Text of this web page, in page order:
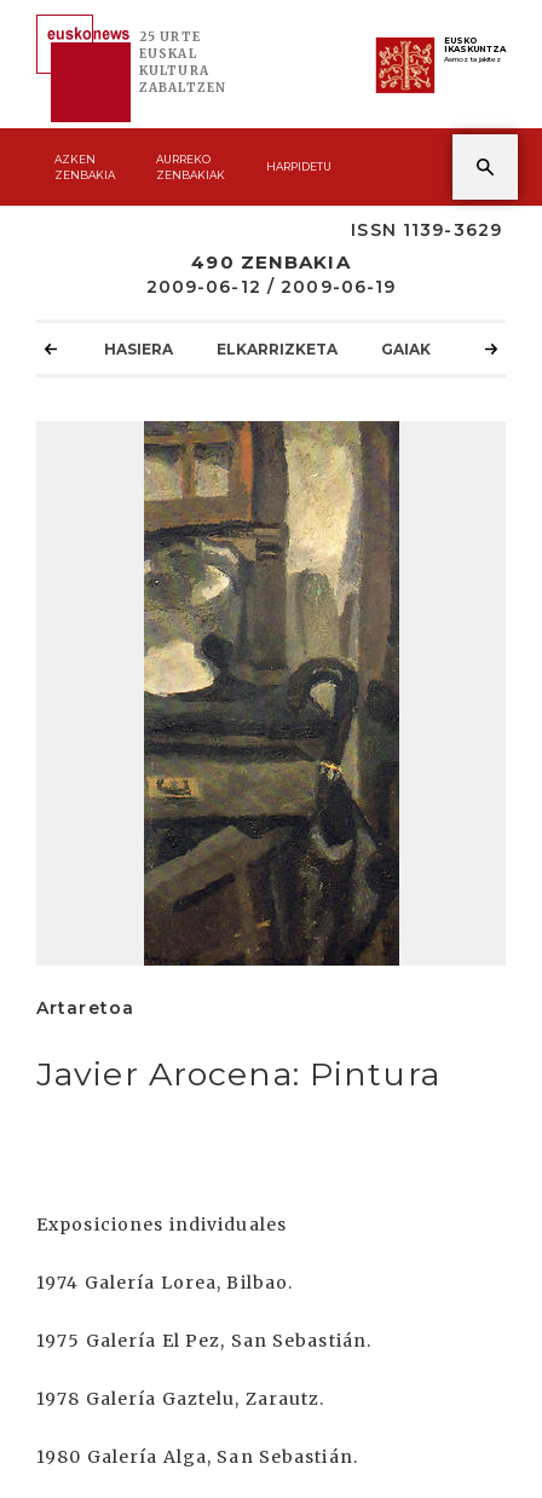
25 URTE
EUSKAL
KULTURA
ZABALTZEN
EUSKO
IKASKUNTZA
Asmoz ta jakitez
AZKEN
ZENBAKIA
AURREKO
ZENBAKIAK
HARPIDETU
ISSN 1139-3629
490 ZENBAKIA
2009-06-12 / 2009-06-19
HASIERA ELKARRIZKETA GAIAK
Artaretoa
Javier Arocena: Pintura
Exposiciones individuales
1974 Galería Lorea, Bilbao.
1975 Galería El Pez, San Sebastián.
1978 Galería Gaztelu, Zarautz.
1980 Galería Alga, San Sebastián.